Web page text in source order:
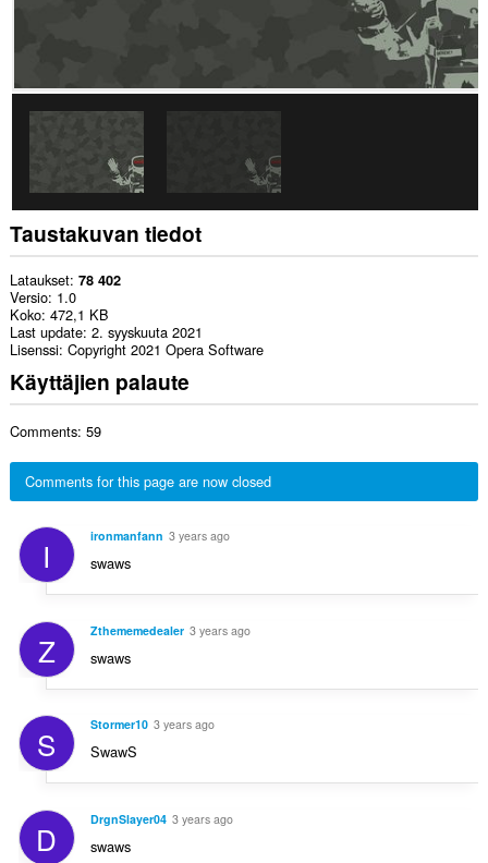
Taustakuvan tiedot
Lataukset 78 402
Versio 1.0
Koko 472,1 KB
Last update 2. syyskuuta 2021
Lisenssi Copyright 2021 Opera Software
Käyttäjien palaute
Comments: 59
Comments for this page are now closed
I ironmanfann 3 years ago
swaws
Z Zthememedealer 3 years ago
swaws
S Stormer10 3 years ago
SwawS
D DrgnSlayer04 3 years ago
swaws